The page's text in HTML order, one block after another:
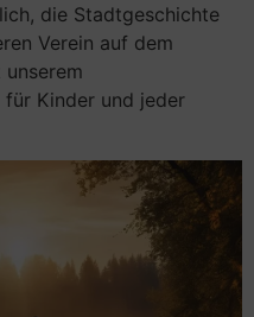
die Stadtgeschichte
Verein auf dem
Kinder und jeder